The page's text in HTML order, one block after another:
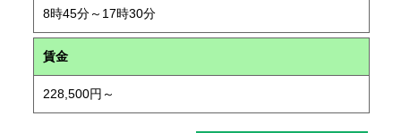
8時45分～17時30分
賃金
228,500円～